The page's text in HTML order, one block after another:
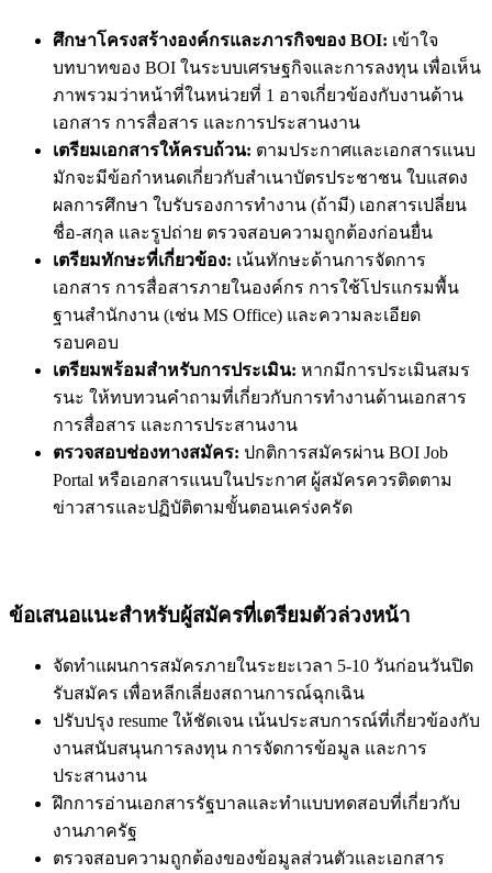
ศึกษาโครงสร้างองค์กรและภารกิจของ BOI: เข้าใจ
บทบาทของ BOI ในระบบเศรษฐกิจและการลงทุน เพื่อเห็น
ภาพรวมว่าหน้าที่ในหน่วยที่ 1 อาจเกี่ยวข้องกับงานด้าน
เอกสาร การสื่อสาร และการประสานงาน
เตรียมเอกสารให้ครบถ้วน: ตามประกาศและเอกสารแนบ
มักจะมีข้อกำหนดเกี่ยวกับสำเนาบัตรประชาชน ใบแสดง
ผลการศึกษา ใบรับรองการทำงาน (ถ้ามี) เอกสารเปลี่ยน
ชื่อ-สกุล และรูปถ่าย ตรวจสอบความถูกต้องก่อนยื่น
เตรียมทักษะที่เกี่ยวข้อง: เน้นทักษะด้านการจัดการ
เอกสาร การสื่อสารภายในองค์กร การใช้โปรแกรมพื้น
ฐานสำนักงาน (เช่น MS Office) และความละเอียด
รอบคอบ
เตรียมพร้อมสำหรับการประเมิน: หากมีการประเมินสมร
รนะ ให้ทบทวนคำถามที่เกี่ยวกับการทำงานด้านเอกสาร
การสื่อสาร และการประสานงาน
ตรวจสอบช่องทางสมัคร: ปกติการสมัครผ่าน BOI Job
Portal หรือเอกสารแนบในประกาศ ผู้สมัครควรติดตาม
ข่าวสารและปฏิบัติตามขั้นตอนเคร่งครัด
ข้อเสนอแนะสำหรับผู้สมัครที่เตรียมตัวล่วงหน้า
จัดทำแผนการสมัครภายในระยะเวลา 5-10 วันก่อนวันปิด
รับสมัคร เพื่อหลีกเลี่ยงสถานการณ์ฉุกเฉิน
ปรับปรุง resume ให้ชัดเจน เน้นประสบการณ์ที่เกี่ยวข้องกับ
งานสนับสนุนการลงทุน การจัดการข้อมูล และการ
ประสานงาน
ฝึกการอ่านเอกสารรัฐบาลและทำแบบทดสอบที่เกี่ยวกับ
งานภาครัฐ
ตรวจสอบความถูกต้องของข้อมูลส่วนตัวและเอกสาร